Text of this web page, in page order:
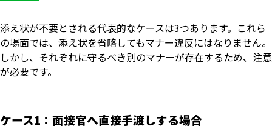
添え状が不要とされる代表的なケースは3つあります。これら
の場面では、添え状を省略してもマナー違反にはなりません。
しかし、それぞれに守るべき別のマナーが存在するため、注意
が必要です。
ケース1：面接官へ直接手渡しする場合